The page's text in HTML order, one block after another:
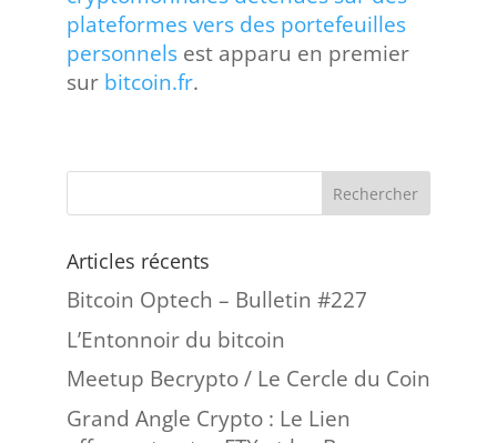
plateformes vers des portefeuilles
personnelsest apparu en premier
sur bitcoin.fr.
Articles récents
Bitcoin Optech – Bulletin #227
L’Entonnoir du bitcoin
Meetup Becrypto / Le Cercle du Coin
Grand Angle Crypto : Le Lien